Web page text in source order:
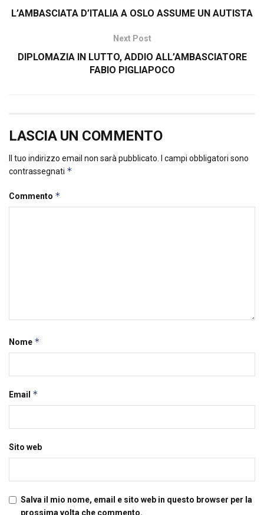
L’AMBASCIATA D’ITALIA A OSLO ASSUME UN AUTISTA
Next Post
DIPLOMAZIA IN LUTTO, ADDIO ALL’AMBASCIATORE
FABIO PIGLIAPOCO
LASCIA UN COMMENTO
Il tuo indirizzo email non sarà pubblicato.
I campi obbligatori sono
contrassegnati *
Commento *
Nome *
Email *
Sito web
Salva il mio nome, email e sito web in questo browser per la
prossima volta che commento.